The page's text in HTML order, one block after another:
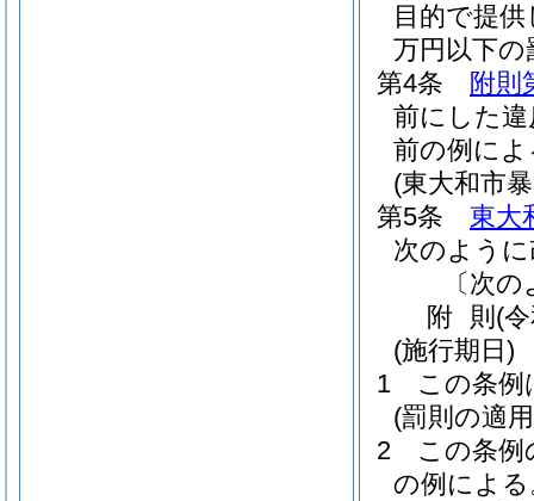
目的で提
万円以下
第4条
附則
前にした
前の例によ
(東大和市
第5条
東大
次のよう
〔次
附 則 (
(施行期日)
1
この条例
(罰則の適
2
この条
の例による